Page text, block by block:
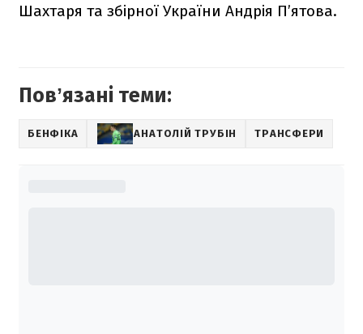
Шахтаря та збірної України Андрія П’ятова.
Повʼязані теми:
БЕНФІКА АНАТОЛІЙ ТРУБІН ТРАНСФЕРИ